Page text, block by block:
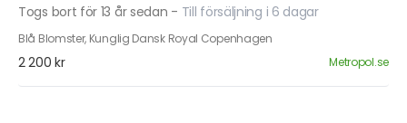
Togs bort för 13 år sedan - Till försäljning i 6 dagar
Blå Blomster, Kunglig Dansk Royal Copenhagen
2 200 kr Metropol.se